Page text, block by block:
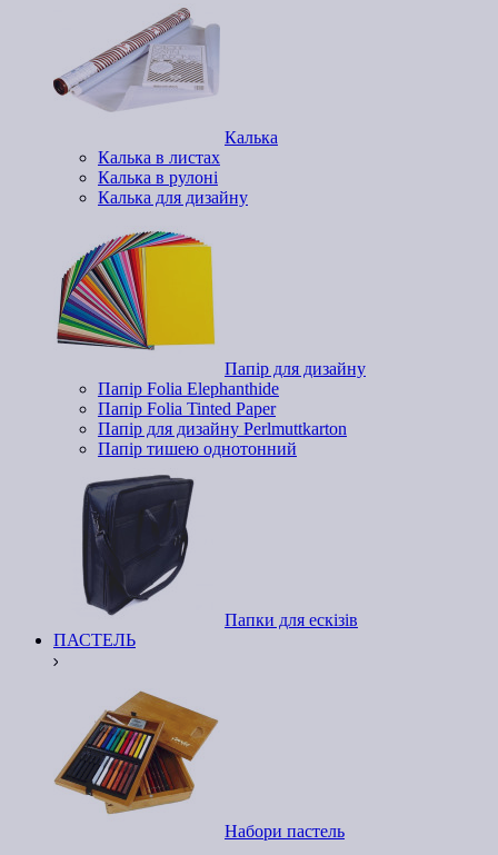
Калька
Калька в листах
Калька в рулоні
Калька для дизайну
Папір для дизайну
Папір Folia Elephanthide
Папір Folia Tinted Paper
Папір для дизайну Perlmuttkarton
Папір тишею однотонний
Папки для ескізів
ПАСТЕЛЬ
Набори пастель